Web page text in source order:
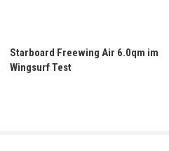
Starboard Freewing Air 6.0qm im
Wingsurf Test